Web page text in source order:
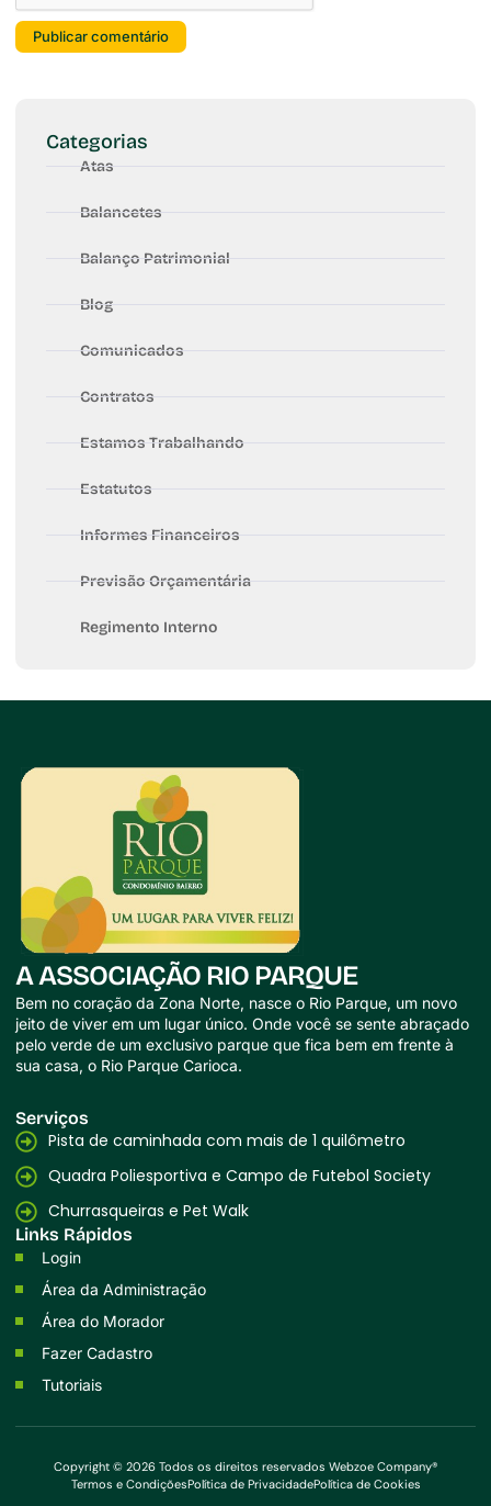
Categorias
Atas
Balancetes
Balanço Patrimonial
Blog
Comunicados
Contratos
Estamos Trabalhando
Estatutos
Informes Financeiros
Previsão Orçamentária
Regimento Interno
A ASSOCIAÇÃO RIO PARQUE
Bem no coração da Zona Norte, nasce o Rio Parque, um novo
jeito de viver em um lugar único. Onde você se sente abraçado
pelo verde de um exclusivo parque que fica bem em frente à
sua casa, o Rio Parque Carioca.
Serviços
Pista de caminhada com mais de 1 quilômetro
Quadra Poliesportiva e Campo de Futebol Society
Churrasqueiras e Pet Walk
Links Rápidos
Login
Área da Administração
Área do Morador
Fazer Cadastro
Tutoriais
Copyright © 2026 Todos os direitos reservados Webzoe Company®
Termos e CondiçõesPolítica de PrivacidadePolítica de Cookies